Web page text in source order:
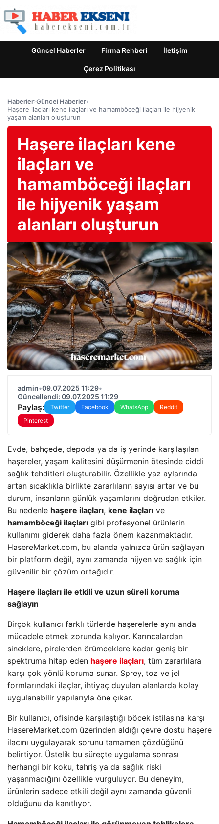
Güncel Haberler Firma Rehberi İletişim
Çerez Politikası
Haberler›Güncel Haberler›
Haşere ilaçları kene ilaçları ve hamamböceği ilaçları ile hijyenik
yaşam alanları oluşturun
Haşere ilaçları kene
ilaçları ve
hamamböceği ilaçları
ile hijyenik yaşam
alanları oluşturun
admin•09.07.2025 11:29•
Güncellendi: 09.07.2025 11:29
Paylaş: Twitter Facebook WhatsApp
Reddit
Pinterest
Evde, bahçede, depoda ya da iş yerinde karşılaşılan
haşereler, yaşam kalitesini düşürmenin ötesinde ciddi
sağlık tehditleri oluşturabilir. Özellikle yaz aylarında
artan sıcaklıkla birlikte zararlıların sayısı artar ve bu
durum, insanların günlük yaşamlarını doğrudan etkiler.
Bu nedenle haşere ilaçları, kene ilaçları ve
hamamböceği ilaçları gibi profesyonel ürünlerin
kullanımı giderek daha fazla önem kazanmaktadır.
HasereMarket.com, bu alanda yalnızca ürün sağlayan
bir platform değil, aynı zamanda hijyen ve sağlık için
güvenilir bir çözüm ortağıdır.
Haşere ilaçları ile etkili ve uzun süreli koruma
sağlayın
Birçok kullanıcı farklı türlerde haşerelerle aynı anda
mücadele etmek zorunda kalıyor. Karıncalardan
sineklere, pirelerden örümceklere kadar geniş bir
spektruma hitap eden haşere ilaçları, tüm zararlılara
karşı çok yönlü koruma sunar. Sprey, toz ve jel
formlarındaki ilaçlar, ihtiyaç duyulan alanlarda kolay
uygulanabilir yapılarıyla öne çıkar.
Bir kullanıcı, ofisinde karşılaştığı böcek istilasına karşı
HasereMarket.com üzerinden aldığı çevre dostu haşere
ilacını uygulayarak sorunu tamamen çözdüğünü
belirtiyor. Üstelik bu süreçte uygulama sonrası
herhangi bir koku, tahriş ya da sağlık riski
yaşanmadığını özellikle vurguluyor. Bu deneyim,
ürünlerin sadece etkili değil aynı zamanda güvenli
olduğunu da kanıtlıyor.